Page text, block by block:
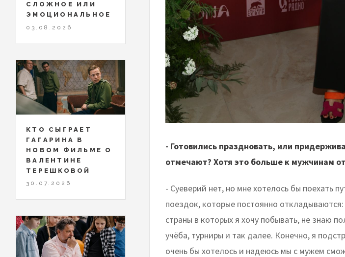
- Готовились праздновать, или
отмечают? Хотя это больше к мужчинам
- Суеверий нет, но мне хотелось бы поехать
поездок, которые постоянно
страны в которых я хочу побывать, не знаю
учёба, турниры и так далее. Конечно, я
очень бы хотелось и надеюсь мы с мужем
СЛОЖНОЕ ИЛИ
ЭМОЦИОНАЛЬНОЕ
03.08.2026
КТО СЫГРАЕТ
ГАГАРИНА В
НОВОМ ФИЛЬМЕ О
ВАЛЕНТИНЕ
ТЕРЕШКОВОЙ
30.07.2026